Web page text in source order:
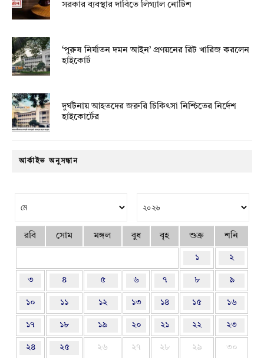
সরকার ব্যবস্থার দাবিতে লিগ্যাল নোটিশ
‘পুরুষ নির্যাতন দমন আইন’ প্রণয়নের রিট খারিজ করলেন
হাইকোর্ট
দুর্ঘটনায় আহতদের জরুরি চিকিৎসা নিশ্চিতের নির্দেশ
হাইকোর্টের
আর্কাইভ অনুসন্ধান
রবি সোম মঙ্গল বুধ বৃহ শুক্র শনি
১ ২
৩ ৪ ৫ ৬ ৭ ৮ ৯
১০ ১১ ১২ ১৩ ১৪ ১৫ ১৬
১৭ ১৮ ১৯ ২০ ২১ ২২ ২৩
২৪ ২৫ ২৬ ২৭ ২৮ ২৯ ৩০